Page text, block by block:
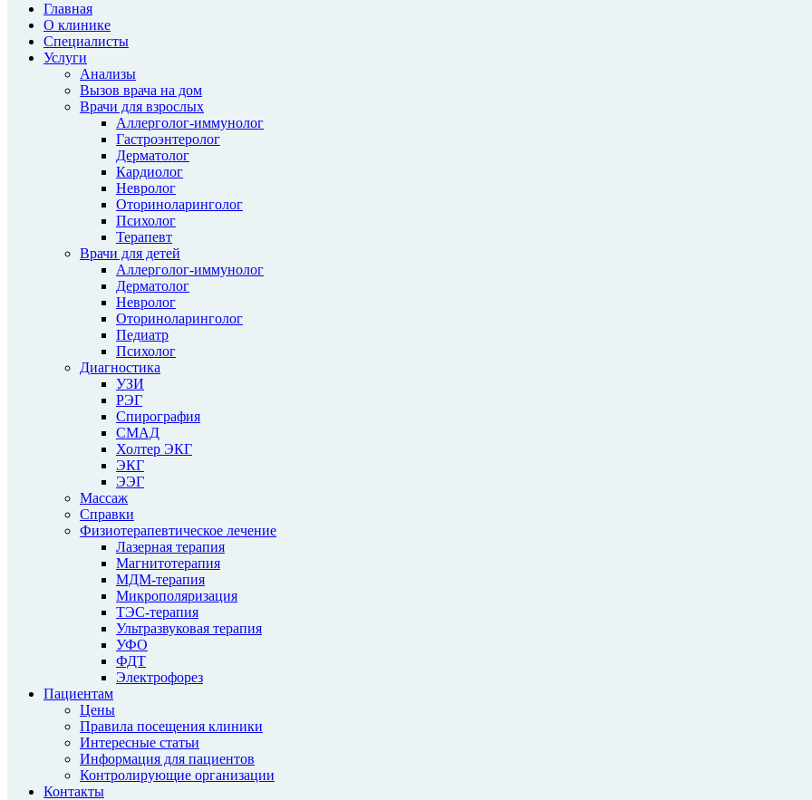
Главная
О клинике
Специалисты
Услуги
Анализы
Вызов врача на дом
Врачи для взрослых
Аллерголог-иммунолог
Гастроэнтеролог
Дерматолог
Кардиолог
Невролог
Оториноларинголог
Психолог
Терапевт
Врачи для детей
Аллерголог-иммунолог
Дерматолог
Невролог
Оториноларинголог
Педиатр
Психолог
Диагностика
УЗИ
РЭГ
Спирография
СМАД
Холтер ЭКГ
ЭКГ
ЭЭГ
Массаж
Справки
Физиотерапевтическое лечение
Лазерная терапия
Магнитотерапия
МДМ-терапия
Микрополяризация
ТЭС-терапия
Ультразвуковая терапия
УФО
ФДТ
Электрофорез
Пациентам
Цены
Правила посещения клиники
Интересные статьи
Информация для пациентов
Контролирующие организации
Контакты